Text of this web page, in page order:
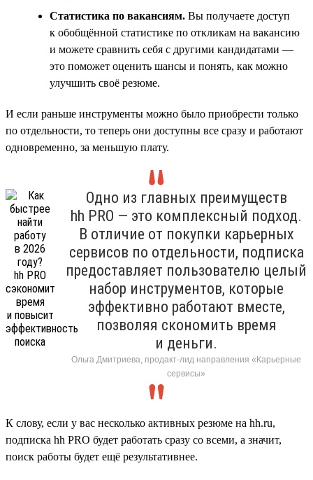
Статистика по вакансиям. Вы получаете доступ
к обобщённой статистике по откликам на вакансию
и можете сравнить себя с другими кандидатами —
это поможет оценить шансы и понять, как можно
улучшить своё резюме.
И если раньше инструменты можно было приобрести только
по отдельности, то теперь они доступны все сразу и работают
одновременно, за меньшую плату.
Одно из главных преимуществ
hh PRO — это комплексный подход.
В отличие от покупки карьерных
сервисов по отдельности, подписка
предоставляет пользователю целый
набор инструментов, которые
эффективно работают вместе,
позволяя скономить время
и деньги.
Ольга Дмитриева, продакт-лид направления «Карьерные
сервисы»
К слову, если у вас несколько активных резюме на hh.ru,
подписка hh PRO будет работать сразу со всеми, а значит,
поиск работы будет ещё результативнее.